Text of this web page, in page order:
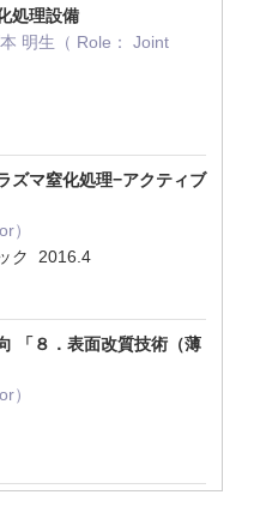
処理設備
明生（ Role： Joint
ズマ窒化処理−アクティブ
）
ク 2016.4
「８．表面改質技術（薄
）